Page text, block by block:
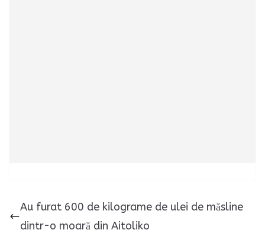
Au furat 600 de kilograme de ulei de măsline
dintr-o moară din Aitoliko